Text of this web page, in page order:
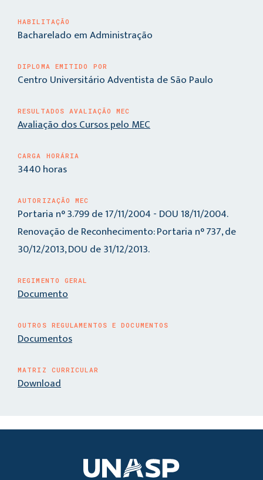
HABILITAÇÃO
Bacharelado em Administração
DIPLOMA EMITIDO POR
Centro Universitário Adventista de São Paulo
RESULTADOS AVALIAÇÃO MEC
Avaliação dos Cursos pelo MEC
CARGA HORÁRIA
3440 horas
AUTORIZAÇÃO MEC
Portaria n° 3.799 de 17/11/2004 - DOU 18/11/2004.
Renovação de Reconhecimento: Portaria n° 737, de
30/12/2013, DOU de 31/12/2013.
REGIMENTO GERAL
Documento
OUTROS REGULAMENTOS E DOCUMENTOS
Documentos
MATRIZ CURRICULAR
Download